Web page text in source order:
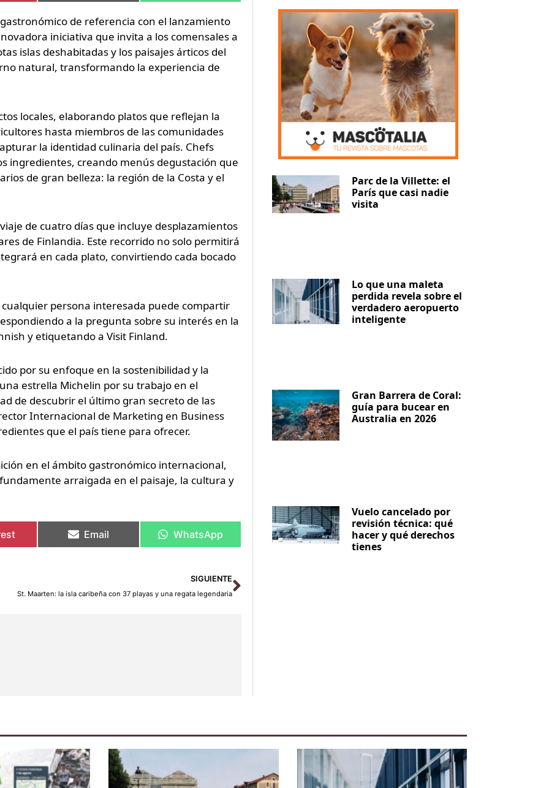
de referencia con el lanzamiento
iniciativa que invita a los comensales a
islas deshabitadas y los paisajes árticos del
natural, transformando la experiencia de
locales, elaborando platos que reflejan la
hasta miembros de las comunidades
la identidad culinaria del país. Chefs
ingredientes, creando menús degustación que
de gran belleza: la región de la Costa y el
de cuatro días que incluye desplazamientos
de Finlandia. Este recorrido no solo permitirá
en cada plato, convirtiendo cada bocado
persona interesada puede compartir
a la pregunta sobre su interés en la
y etiquetando a Visit Finland.
por su enfoque en la sostenibilidad y la
estrella Michelin por su trabajo en el
de descubrir el último gran secreto de las
Internacional de Marketing en Business
que el país tiene para ofrecer.
en el ámbito gastronómico internacional,
arraigada en el paisaje, la cultura y
Email WhatsApp
SIGUIENTE
St. Maarten: la isla caribeña con 37 playas y una regata legendaria
Siguiente
Parc de la Villette: el
París que casi nadie
visita
Lo que una maleta
perdida revela sobre el
verdadero aeropuerto
inteligente
Gran Barrera de Coral:
guía para bucear en
Australia en 2026
Vuelo cancelado por
revisión técnica: qué
hacer y qué derechos
tienes